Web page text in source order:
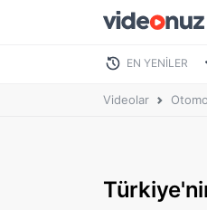
EN YENİLER
Videolar